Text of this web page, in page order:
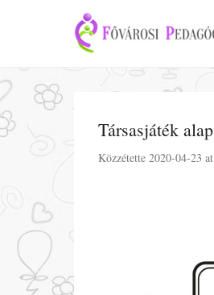
Társasjáték alap
Közzétette 2020-04-23 at